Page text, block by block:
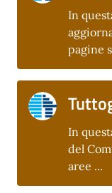
In
pagine
In
del
aree ...